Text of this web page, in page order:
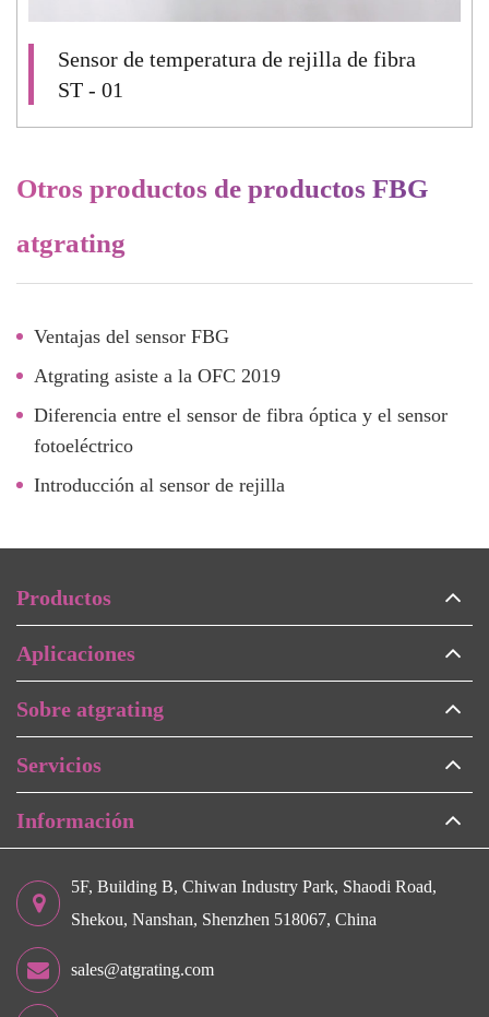
Sensor de temperatura de rejilla de fibra
ST - 01
Otros productos de productos FBG
atgrating
Ventajas del sensor FBG
Atgrating asiste a la OFC 2019
Diferencia entre el sensor de fibra óptica y el sensor
fotoeléctrico
Introducción al sensor de rejilla
Productos
Aplicaciones
Sobre atgrating
Servicios
Información
5F, Building B, Chiwan Industry Park, Shaodi Road,
Shekou, Nanshan, Shenzhen 518067, China
sales@atgrating.com